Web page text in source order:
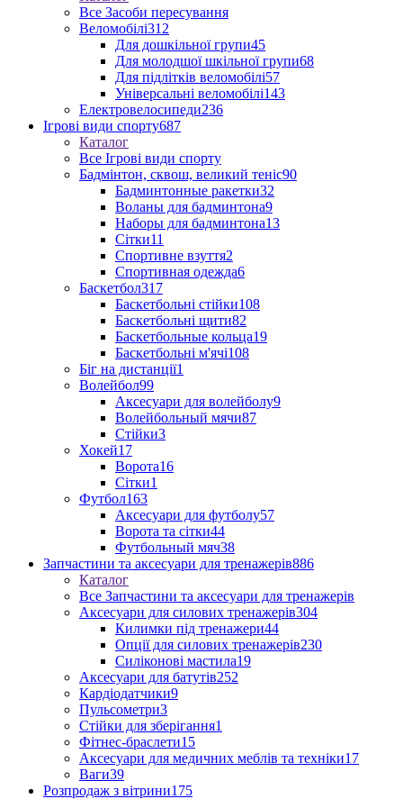
Все Засоби пересування
Веломобілі312
Для дошкільної групи45
Для молодшої шкільної групи68
Для підлітків веломобілі57
Універсальні веломобілі143
Електровелосипеди236
Ігрові види спорту687
Каталог
Все Ігрові види спорту
Бадмінтон, сквош, великий теніс90
Бадминтонные ракетки32
Воланы для бадминтона9
Наборы для бадминтона13
Сітки11
Спортивне взуття2
Спортивная одежда6
Баскетбол317
Баскетбольні стійки108
Баскетбольні щити82
Баскетбольные кольца19
Баскетбольні м'ячі108
Біг на дистанції1
Волейбол99
Аксесуари для волейболу9
Волейбольный мячи87
Стійки3
Хокей17
Ворота16
Сітки1
Футбол163
Аксесуари для футболу57
Ворота та сітки44
Футбольный мяч38
Запчастини та аксесуари для тренажерів886
Каталог
Все Запчастини та аксесуари для тренажерів
Аксесуари для силових тренажерів304
Килимки під тренажери44
Опції для силових тренажерів230
Силіконові мастила19
Аксесуари для батутів252
Кардіодатчики9
Пульсометри3
Стійки для зберігання1
Фітнес-браслети15
Аксесуари для медичних меблів та техніки17
Ваги39
Розпродаж з вітрини175